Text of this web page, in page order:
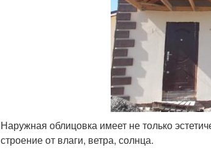
Наружная облицовка имеет не только
строение от влаги, ветра, солнца.